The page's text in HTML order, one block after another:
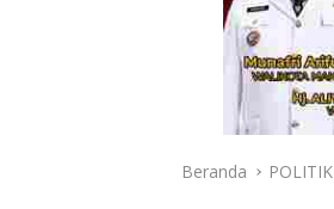
Beranda POLITIK